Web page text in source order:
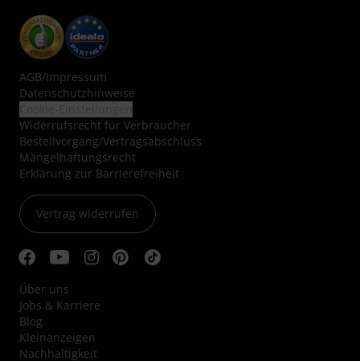
AGB/Impressum
Datenschutzhinweise
Widerrufsrecht für Verbraucher
Bestellvorgang/Vertragsabschluss
Mängelhaftungsrecht
Erklärung zur Barrierefreiheit
Vertrag widerrufen
Über uns
Jobs & Karriere
Blog
Kleinanzeigen
Nachhaltigkeit